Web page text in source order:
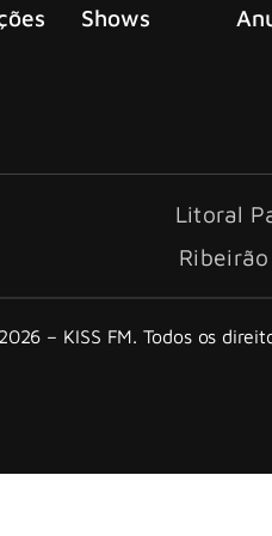
Shows
Litoral
– KISS FM. Todos os